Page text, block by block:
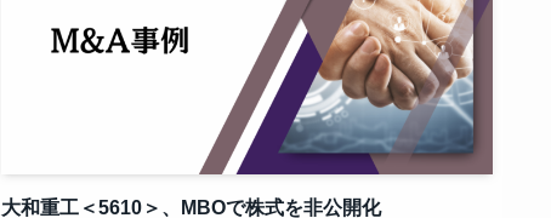
大和重工＜5610＞、MBOで株式を非公開化